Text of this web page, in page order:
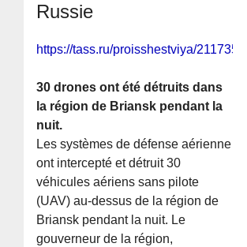
Russie
https://tass.ru/proisshestviya/21173563
30 drones ont été détruits dans
la région de Briansk pendant la
nuit.
Les systèmes de défense aérienne
ont intercepté et détruit 30
véhicules aériens sans pilote
(UAV) au-dessus de la région de
Briansk pendant la nuit. Le
gouverneur de la région,